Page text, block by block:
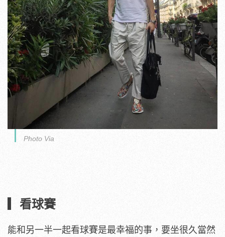
Photo Via
▎看球賽
能和另一半一起看球賽是最幸福的事，要坐很久當然